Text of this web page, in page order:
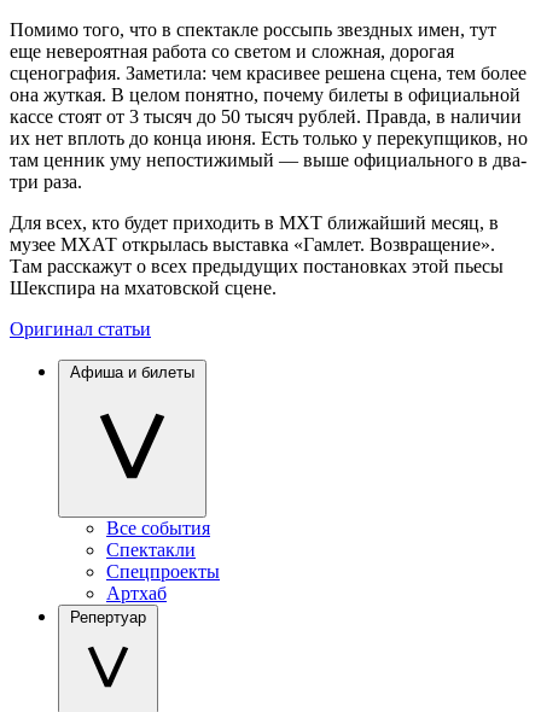
Помимо того, что в спектакле россыпь звездных имен, тут
еще невероятная работа со светом и сложная, дорогая
сценография. Заметила: чем красивее решена сцена, тем более
она жуткая. В целом понятно, почему билеты в официальной
кассе стоят от 3 тысяч до 50 тысяч рублей. Правда, в наличии
их нет вплоть до конца июня. Есть только у перекупщиков, но
там ценник уму непостижимый — выше официального в два-
три раза.
Для всех, кто будет приходить в МХТ ближайший месяц, в
музее МХАТ открылась выставка «Гамлет. Возвращение».
Там расскажут о всех предыдущих постановках этой пьесы
Шекспира на мхатовской сцене.
Оригинал статьи
Афиша и билеты
Все события
Спектакли
Спецпроекты
Артхаб
Репертуар